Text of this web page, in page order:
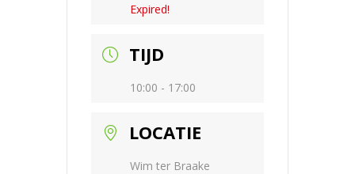
Expired!
TIJD
10:00 - 17:00
LOCATIE
Wim ter Braake